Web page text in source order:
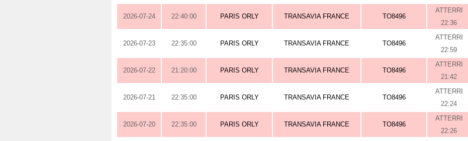
2026-07-24 22:40:00 PARIS ORLY TRANSAVIA FRANCE TO8496
ATTERRI
22:36
2026-07-23 22:35:00 PARIS ORLY TRANSAVIA FRANCE TO8496
ATTERRI
22:59
2026-07-22 21:20:00 PARIS ORLY TRANSAVIA FRANCE TO8496
ATTERRI
21:42
2026-07-21 22:35:00 PARIS ORLY TRANSAVIA FRANCE TO8496
ATTERRI
22:24
2026-07-20 22:35:00 PARIS ORLY TRANSAVIA FRANCE TO8496
ATTERRI
22:26